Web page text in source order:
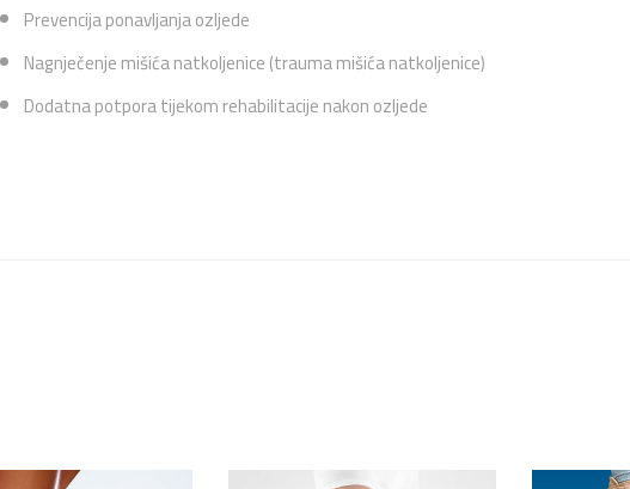
Prevencija ponavljanja ozljede
Nagnječenje mišića natkoljenice (trauma mišića natkoljenice)
Dodatna potpora tijekom rehabilitacije nakon ozljede